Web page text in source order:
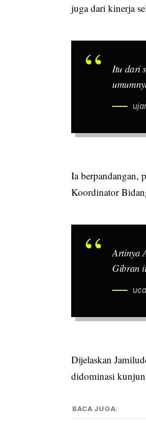
juga dari kinerja
Itu dari
Ia berpandangan,
Koordinator
Artinya
Gibran
Dijelaskan
didominasi
BACA JUGA: